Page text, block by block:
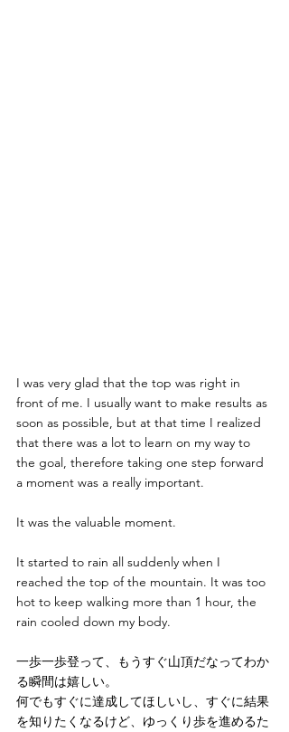
I was very glad that the top was right in
front of me. I usually want to make results as
soon as possible, but at that time I realized
that there was a lot to learn on my way to
the goal, therefore taking one step forward
a moment was a really important.
It was the valuable moment.
It started to rain all suddenly when I
reached the top of the mountain. It was too
hot to keep walking more than 1 hour, the
rain cooled down my body.
一歩一歩登って、もうすぐ山頂だなってわか
る瞬間は嬉しい。
何でもすぐに達成してほしいし、すぐに結果
を知りたくなるけど、ゆっくり歩を進めるた